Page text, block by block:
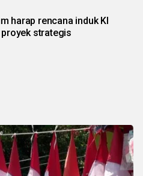
harap rencana induk KI
strategis